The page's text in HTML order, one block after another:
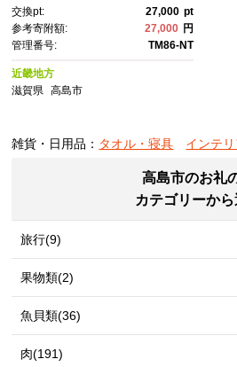
交換pt: 27,000 pt
参考寄附額:
27,000 円
管理番号:
TM86-NT
近畿地方
滋賀県
高島市
雑貨・日用品： タオル・寝具 インテ
高島市のお礼
カテゴリーか
旅行(9)
果物類(2)
魚貝類(36)
肉(191)